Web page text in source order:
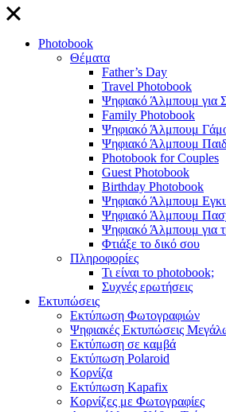
close
Photobook
Θέματα
Father’s Day
Travel Photobook
Ψηφιακό Άλμπουμ για
Family Photobook
Ψηφιακό Άλμπουμ
Ψηφιακό Άλμπουμ
Photobook for Couples
Guest Photobook
Birthday Photobook
Ψηφιακό Άλμπουμ
Ψηφιακό Άλμπουμ
Ψηφιακό Άλμπουμ για
Φτιάξε το δικό σου
Πληροφορίες
Τι είναι το photobook;
Συχνές ερωτήσεις
Εκτυπώσεις
Εκτύπωση Φωτογραφιών
Ψηφιακές Εκτυπώσεις
Εκτύπωση σε καμβά
Εκτύπωση Polaroid
Κορνίζα
Εκτύπωση Kapafix
Κορνίζες με Φωτογραφίες